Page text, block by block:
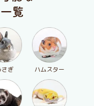
さぎ ハムスター